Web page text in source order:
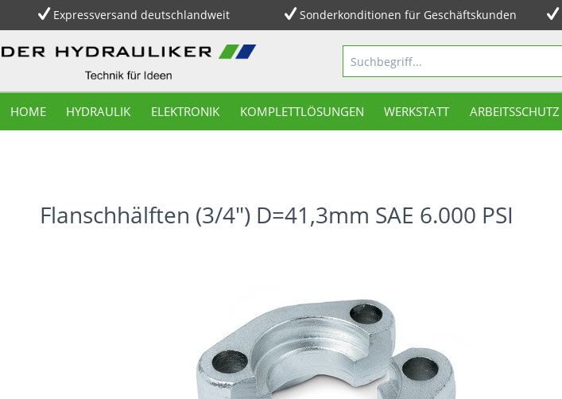
Expressversand deutschlandweit Sonderkonditionen für Geschäftskunden
HOME HYDRAULIK ELEKTRONIK KOMPLETTLÖSUNGEN WERKSTATT ARBEITSSCHUTZ
Flanschhälften (3/4") D=41,3mm SAE 6.000 PSI